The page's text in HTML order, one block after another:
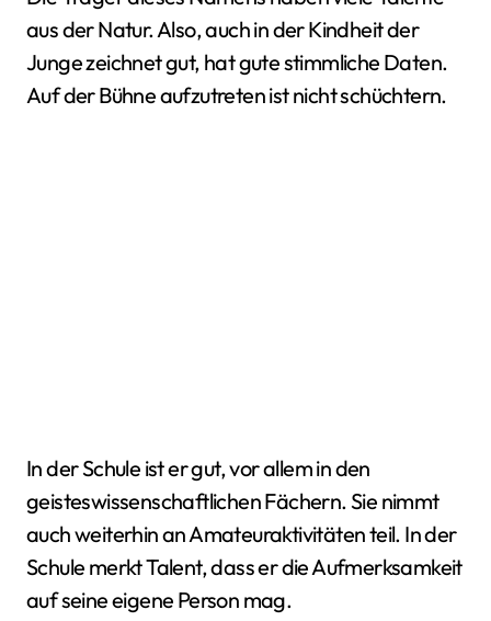
aus der Natur. Also, auch in der Kindheit der
Junge zeichnet gut, hat gute stimmliche Daten.
Auf der Bühne aufzutreten ist nicht schüchtern.
In der Schule ist er gut, vor allem in den
geisteswissenschaftlichen Fächern. Sie nimmt
auch weiterhin an Amateuraktivitäten teil. In der
Schule merkt Talent, dass er die Aufmerksamkeit
auf seine eigene Person mag.